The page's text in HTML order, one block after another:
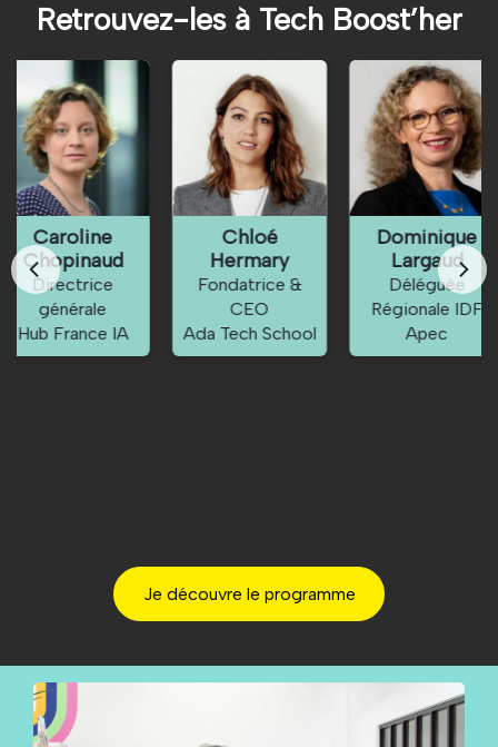
Retrouvez-les à Tech Boost’her
Chloé
Hermary
Fondatrice &
CEO
Ada Tech School
Dominique
Largaud
Déléguée
Régionale IDF
Apec
Dounya
Gheribi
EDF
Je découvre le programme